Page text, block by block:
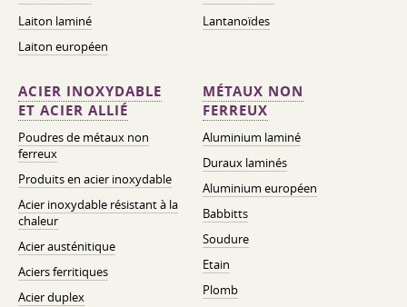
Laiton laminé
Laiton européen
Lantanoïdes
ACIER INOXYDABLE
ET ACIER ALLIÉ
Poudres de métaux non
ferreux
Produits en acier inoxydable
Acier inoxydable résistant à la
chaleur
Acier austénitique
Aciers ferritiques
Acier duplex
MÉTAUX NON
FERREUX
Aluminium laminé
Duraux laminés
Aluminium européen
Babbitts
Soudure
Etain
Plomb